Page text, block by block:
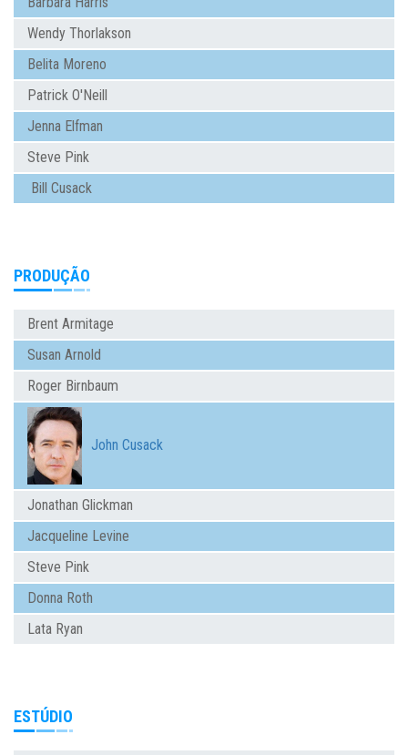
Wendy Thorlakson
Belita Moreno
Patrick O'Neill
Jenna Elfman
Steve Pink
Bill Cusack
PRODUÇÃO
Brent Armitage
Susan Arnold
Roger Birnbaum
John Cusack
Jonathan Glickman
Jacqueline Levine
Steve Pink
Donna Roth
Lata Ryan
ESTÚDIO